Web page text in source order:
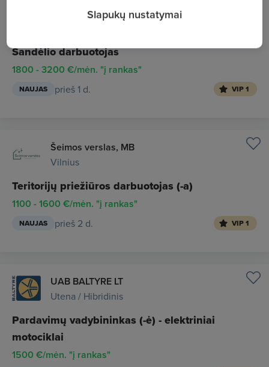
28 Global, UAB
Sandėlio darbuotojas
1800 - 3200 €/mėn. "į rankas"
NAUJAS prieš 1 d. VIP 1
Šeimos verslas, MB
Vilnius
Teritorijų priežiūros darbuotojas (-a)
1100 - 1600 €/mėn. "į rankas"
NAUJAS prieš 2 d. VIP 1
UAB BALTYRE LT
Utena / Hibridinis
Pardavimų vadybininkas (-ė) - elektriniai
motociklai
1500 €/mėn. "į rankas"
Slapukų nustatymai